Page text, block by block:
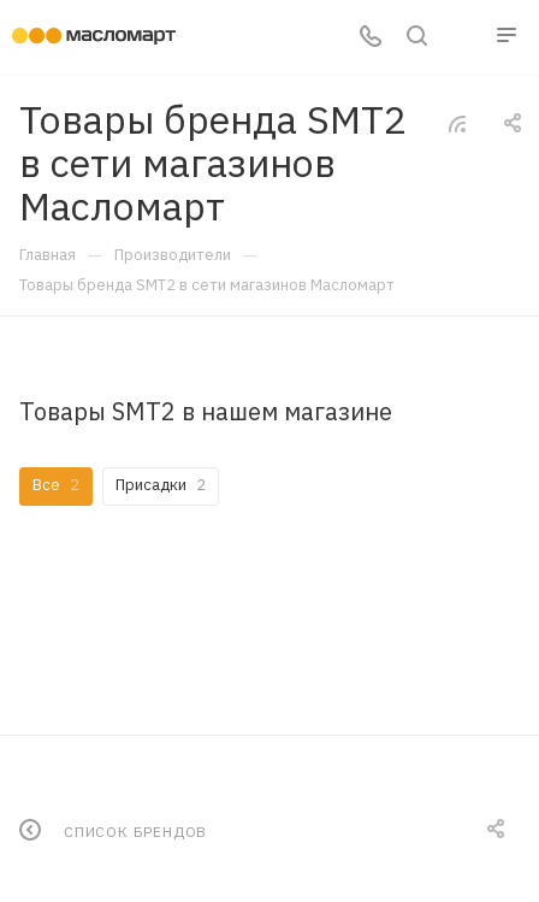
Товары бренда SMT2
в сети магазинов
Масломарт
Главная — Производители —
Товары бренда SMT2 в сети магазинов Масломарт
Товары SMT2 в нашем магазине
Все 2 Присадки 2
СПИСОК БРЕНДОВ